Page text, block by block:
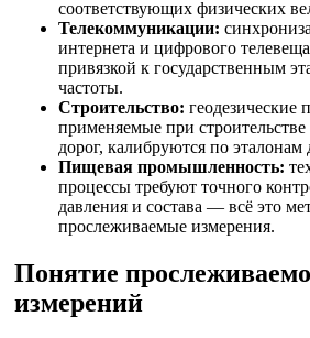
соответствующих физических
Телекоммуникации:
интернета и цифрового
привязкой к государственным
частоты.
Строительство: геодезические
применяемые при
дорог, калибруются по
Пищевая промышленность:
процессы требуют точного
давления и состава — всё это
прослеживаемые измерения.
Понятие
измерений